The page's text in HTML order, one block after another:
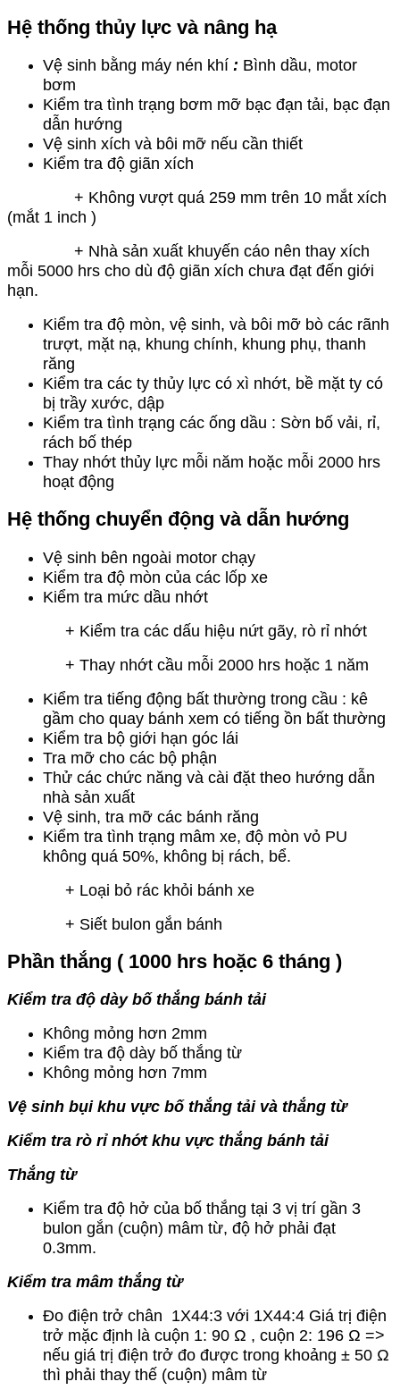
Hệ thống thủy lực và nâng hạ
Vệ sinh bằng máy nén khí : Bình dầu, motor
bơm
Kiểm tra tình trạng bơm mỡ bạc đạn tải, bạc đạn
dẫn hướng
Vệ sinh xích và bôi mỡ nếu cần thiết
Kiểm tra độ giãn xích
+ Không vượt quá 259 mm trên 10 mắt xích
(mắt 1 inch )
+ Nhà sản xuất khuyến cáo nên thay xích
mỗi 5000 hrs cho dù độ giãn xích chưa đạt đến giới
hạn.
Kiểm tra độ mòn, vệ sinh, và bôi mỡ bò các rãnh
trượt, mặt nạ, khung chính, khung phụ, thanh
răng
Kiểm tra các ty thủy lực có xì nhớt, bề mặt ty có
bị trầy xước, dập
Kiểm tra tình trạng các ống dầu : Sờn bố vải, rỉ,
rách bố thép
Thay nhớt thủy lực mỗi năm hoặc mỗi 2000 hrs
hoạt động
Hệ thống chuyển động và dẫn hướng
Vệ sinh bên ngoài motor chạy
Kiểm tra độ mòn của các lốp xe
Kiểm tra mức dầu nhớt
+ Kiểm tra các dấu hiệu nứt gãy, rò rỉ nhớt
+ Thay nhớt cầu mỗi 2000 hrs hoặc 1 năm
Kiểm tra tiếng động bất thường trong cầu : kê
gầm cho quay bánh xem có tiếng ồn bất thường
Kiểm tra bộ giới hạn góc lái
Tra mỡ cho các bộ phận
Thử các chức năng và cài đặt theo hướng dẫn
nhà sản xuất
Vệ sinh, tra mỡ các bánh răng
Kiểm tra tình trạng mâm xe, độ mòn vỏ PU
không quá 50%, không bị rách, bể.
+ Loại bỏ rác khỏi bánh xe
+ Siết bulon gắn bánh
Phần thắng ( 1000 hrs hoặc 6 tháng )
Kiểm tra độ dày bố thắng bánh tải
Không mỏng hơn 2mm
Kiểm tra độ dày bố thắng từ
Không mỏng hơn 7mm
Vệ sinh bụi khu vực bố thắng tải và thắng từ
Kiểm tra rò rỉ nhớt khu vực thắng bánh tải
Thắng từ
Kiểm tra độ hở của bố thắng tại 3 vị trí gần 3
bulon gắn (cuộn) mâm từ, độ hở phải đạt
0.3mm.
Kiểm tra mâm thắng từ
Đo điện trở chân 1X44:3 với 1X44:4 Giá trị điện
trở mặc định là cuộn 1: 90 Ω , cuộn 2: 196 Ω =>
nếu giá trị điện trở đo được trong khoảng ± 50 Ω
thì phải thay thế (cuộn) mâm từ